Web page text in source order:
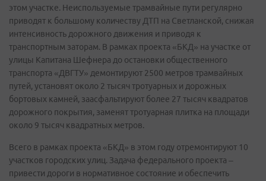
этом участке. Неиспользуемые трамвайные пути регулярно
приводят к большому количеству ДТП на Светланской, снижая
интенсивность дорожного движения и приводя к
транспортным заторам. В рамках проекта «БКД» на участке от
улицы Капитана Шефнера до остановки общественного
транспорта «ДВГТУ» демонтируют 2500 метров трамвайных
путей, установят около 2 тысяч тротуарных и дорожных
бортовых камней, заасфальтируют более 27 тысяч квадратов
дорожного покрытия, заменят тротуарная плитка на площади
около 9 тысяч квадратных метров.
Всего в рамках проекта «БКД» в этом году отремонтируют 10
участков городских улиц. Задача федерального проекта –
привести дороги в нормативное состояние и обеспечить